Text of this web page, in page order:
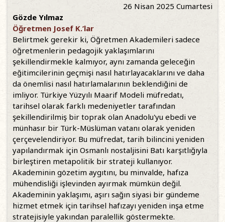
26 Nisan 2025 Cumartesi
Gözde Yılmaz
Öğretmen Josef K.’lar
Belirtmek gerekir ki, Öğretmen Akademileri sadece
öğretmenlerin pedagojik yaklaşımlarını
şekillendirmekle kalmıyor, aynı zamanda geleceğin
eğitimcilerinin geçmişi nasıl hatırlayacaklarını ve daha
da önemlisi nasıl hatırlamalarının beklendiğini de
imliyor. Türkiye Yüzyılı Maarif Modeli müfredatı,
tarihsel olarak farklı medeniyetler tarafından
şekillendirilmiş bir toprak olan Anadolu'yu ebedi ve
münhasır bir Türk-Müslüman vatanı olarak yeniden
çerçevelendiriyor. Bu müfredat, tarih bilincini yeniden
yapılandırmak için Osmanlı nostaljisini Batı karşıtlığıyla
birleştiren metapolitik bir strateji kullanıyor.
Akademinin gözetim aygıtını, bu minvalde, hafıza
mühendisliği işlevinden ayırmak mümkün değil.
Akademinin yaklaşımı, aşırı sağın siyasi bir gündeme
hizmet etmek için tarihsel hafızayı yeniden inşa etme
stratejisiyle yakından paralellik göstermekte.